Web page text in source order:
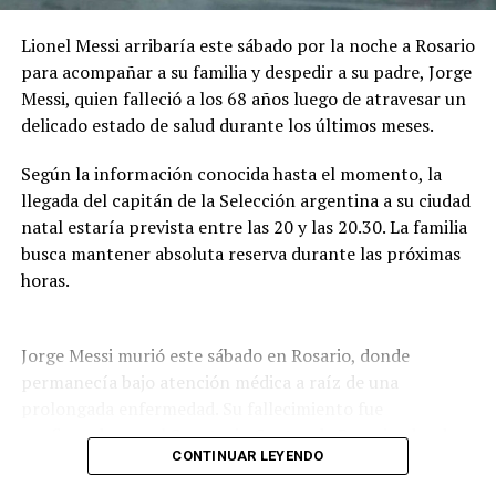
La IA podrá intervenir en la edición, mezcla o
masterización del audio, en tareas técnicas de
producción y en la generación de acompañamientos
instrumentales utilizados como maquetación. En todos
la estructura de la canción deberán ser de creación
íntegramente humana.
No estará permitido utilizar inteligencia artificial para
generar total o sustancialmente la letra o la
originalidad o que reproduzcan obras existentes.
clonación de la voz principal o de los coros. La
interpretación vocal deberá estar a cargo de intérpretes
Lionel Messi arribaría este sábado por la noche a Rosario
para acompañar a su familia y despedir a su padre, Jorge
Messi, quien falleció a los 68 años luego de atravesar un
delicado estado de salud durante los últimos meses.
Según la información conocida hasta el momento, la
llegada del capitán de la Selección argentina a su ciudad
natal estaría prevista entre las 20 y las 20.30. La familia
busca mantener absoluta reserva durante las próximas
horas.
Jorge Messi murió este sábado en Rosario, donde
permanecía bajo atención médica a raíz de una
confirmado por el Sanatorio Centro de Rosario, donde
se encontraba internado.CONTINUAR LEYENDO